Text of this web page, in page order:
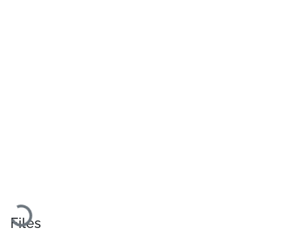
Loading...
Files